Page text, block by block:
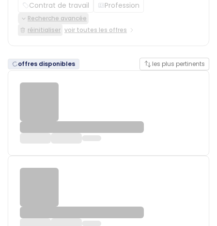
Contrat de travail Profession
Recherche avancée
réinitialiser voir toutes les offres
offres disponibles les plus pertinents